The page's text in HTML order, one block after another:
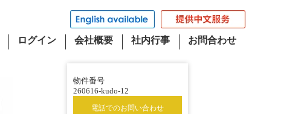
ログイン 会社概要 社内行事 お問合わせ
物件番号
260616-kudo-12
電話でのお問い合わせ